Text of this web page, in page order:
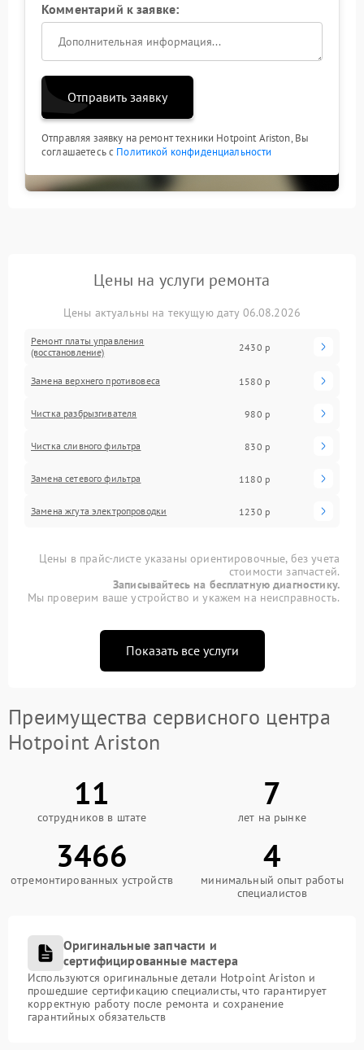
Комментарий к заявке:
Отправить заявку
Отправляя заявку на ремонт техники Hotpoint Ariston, Вы
соглашаетесь с Политикой конфиденциальности
Цены на услуги ремонта
Цены актуальны на текущую дату 06.08.2026
Ремонт платы управления
(восстановление)
2430 р
Замена верхнего противовеса 1580 р
Чистка разбрызгивателя 980 р
Чистка сливного фильтра 830 р
Замена сетевого фильтра 1180 р
Замена жгута электропроводки 1230 р
Цены в прайс-листе указаны ориентировочные, без учета
стоимости запчастей.
Записывайтесь на бесплатную диагностику.
Мы проверим ваше устройство и укажем на неисправность.
Показать все услуги
Преимущества сервисного центра
Hotpoint Ariston
11
сотрудников в штате
7
лет на рынке
3466
отремонтированных устройств
4
минимальный опыт работы
специалистов
Оригинальные запчасти и
сертифицированные мастера
Используются оригинальные детали Hotpoint Ariston и
прошедшие сертификацию специалисты, что гарантирует
корректную работу после ремонта и сохранение
гарантийных обязательств